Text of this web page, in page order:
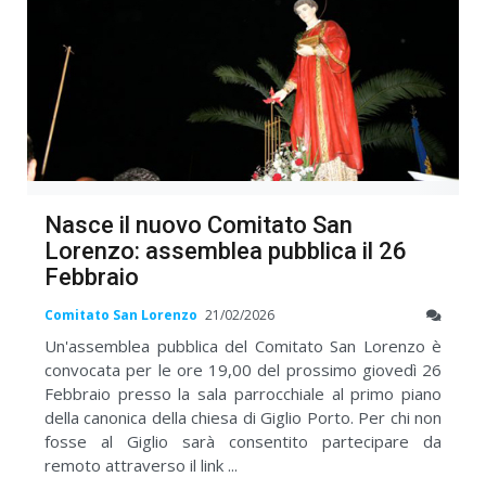
Nasce il nuovo Comitato San
Lorenzo: assemblea pubblica il 26
Febbraio
Comitato San Lorenzo 21/02/2026
Un'assemblea pubblica del Comitato San Lorenzo è
convocata per le ore 19,00 del prossimo giovedì 26
Febbraio presso la sala parrocchiale al primo piano
della canonica della chiesa di Giglio Porto. Per chi non
fosse al Giglio sarà consentito partecipare da
remoto attraverso il link ...